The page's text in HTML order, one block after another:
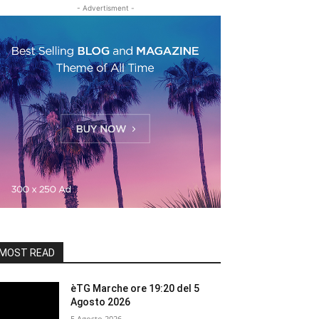
- Advertisment -
READ
èTG Marche ore 19:20 del 5
Agosto 2026